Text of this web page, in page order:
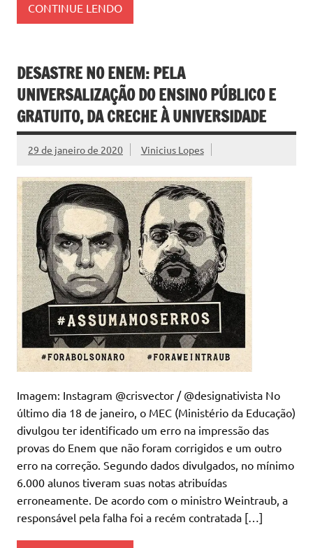
CONTINUE LENDO
DESASTRE NO ENEM: PELA
UNIVERSALIZAÇÃO DO ENSINO PÚBLICO E
GRATUITO, DA CRECHE À UNIVERSIDADE
29 de janeiro de 2020 Vinicius Lopes
Imagem: Instagram @crisvector / @designativista No
último dia 18 de janeiro, o MEC (Ministério da Educação)
divulgou ter identificado um erro na impressão das
provas do Enem que não foram corrigidos e um outro
erro na correção. Segundo dados divulgados, no mínimo
6.000 alunos tiveram suas notas atribuídas
erroneamente. De acordo com o ministro Weintraub, a
responsável pela falha foi a recém contratada […]